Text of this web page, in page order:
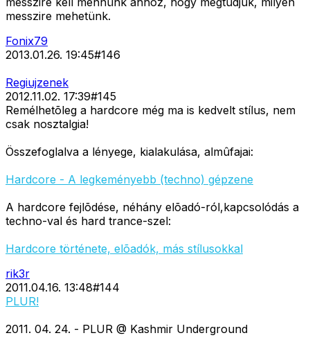
messzire mehetünk.
Fonix79
2013.01.26. 19:45#146
Regiujzenek
2012.11.02. 17:39#145
Remélhetõleg a hardcore még ma is kedvelt stílus, nem
csak nosztalgia!
Összefoglalva a lényege, kialakulása, almûfajai:
Hardcore - A legkeményebb (techno) gépzene
A hardcore fejlõdése, néhány elõadó-ról,kapcsolódás a
techno-val és hard trance-szel:
Hardcore története, elõadók, más stílusokkal
rik3r
2011.04.16. 13:48#144
PLUR!
2011. 04. 24. - PLUR @ Kashmir Underground